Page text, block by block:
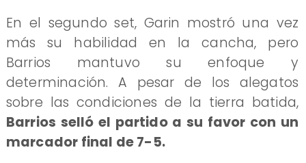
En el segundo set, Garin mostró una vez
más su habilidad en la cancha, pero
Barrios mantuvo su enfoque y
determinación. A pesar de los alegatos
sobre las condiciones de la tierra batida,
Barrios selló el partido a su favor con un
marcador final de 7-5.